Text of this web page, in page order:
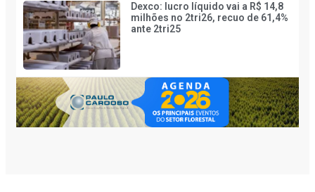
Dexco: lucro líquido vai a R$ 14,8
milhões no 2tri26, recuo de 61,4%
ante 2tri25